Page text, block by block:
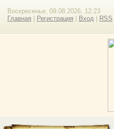
Воскресенье, 09.08.2026, 12:23
Главная
Регистрация Вход RSS